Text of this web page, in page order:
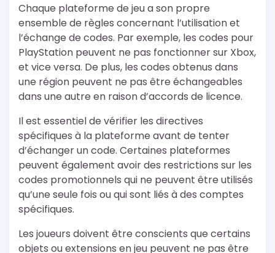
Chaque plateforme de jeu a son propre
ensemble de règles concernant l’utilisation et
l’échange de codes. Par exemple, les codes pour
PlayStation peuvent ne pas fonctionner sur Xbox,
et vice versa. De plus, les codes obtenus dans
une région peuvent ne pas être échangeables
dans une autre en raison d’accords de licence.
Il est essentiel de vérifier les directives
spécifiques à la plateforme avant de tenter
d’échanger un code. Certaines plateformes
peuvent également avoir des restrictions sur les
codes promotionnels qui ne peuvent être utilisés
qu’une seule fois ou qui sont liés à des comptes
spécifiques.
Les joueurs doivent être conscients que certains
objets ou extensions en jeu peuvent ne pas être